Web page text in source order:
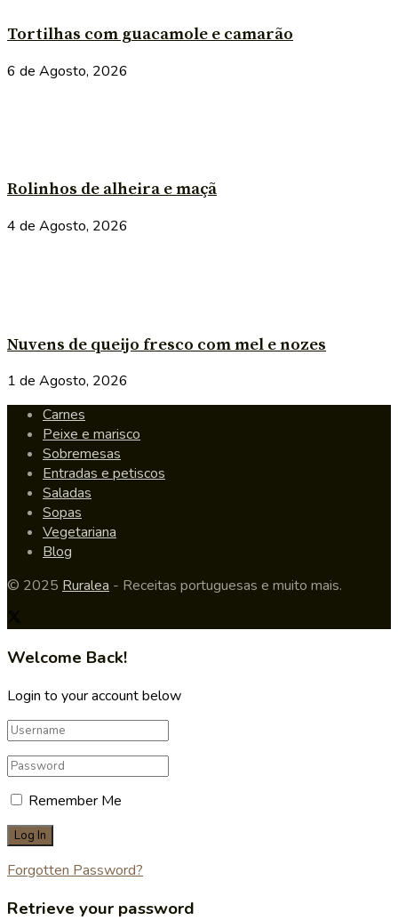
Tortilhas com guacamole e camarão
6 de Agosto, 2026
Rolinhos de alheira e maçã
4 de Agosto, 2026
Nuvens de queijo fresco com mel e nozes
1 de Agosto, 2026
Carnes
Peixe e marisco
Sobremesas
Entradas e petiscos
Saladas
Sopas
Vegetariana
Blog
© 2025 Ruralea - Receitas portuguesas e muito mais.
Welcome Back!
Login to your account below
Remember Me
Forgotten Password?
Retrieve your password